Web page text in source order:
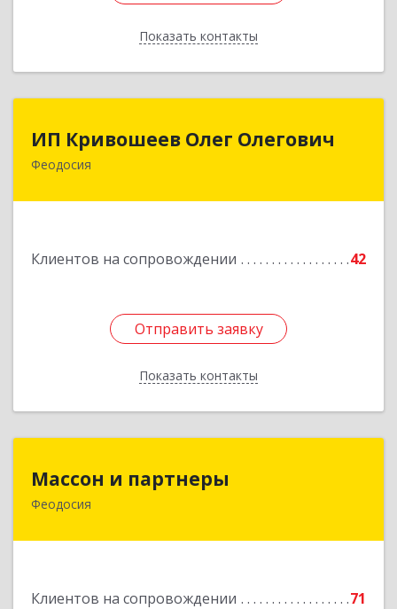
Показать контакты
Назад
ИП Кривошеев Олег Олегович
Феодосия
Клиентов на сопровождении 42
Отправить заявку
Показать контакты
Отправить заявку
Назад
Массон и партнеры
Феодосия
Клиентов на сопровождении
71
298112, Крым Респ, Феодосия г, Крымская ул,